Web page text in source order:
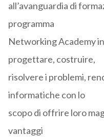
all’avanguardia di
programma
Networking Academy
progettare, costruire,
risolvere i problemi,
informatiche con lo
scopo di offrire loro
vantaggi